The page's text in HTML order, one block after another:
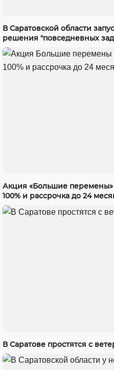
В Саратовской области
решения "повседневных
Акция «Большие перемены»
100% и рассрочка до 24
В Саратове простятся с